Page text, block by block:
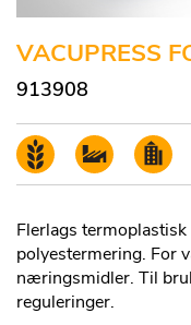
VACUPRESS
913908
Flerlags
polyestermering. For
næringsmidler. Til
reguleringer.